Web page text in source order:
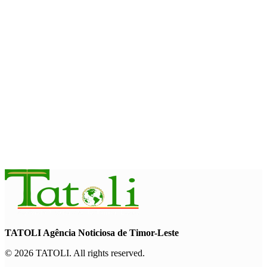
TATOLI Agência Noticiosa de Timor-Leste
© 2026 TATOLI. All rights reserved.